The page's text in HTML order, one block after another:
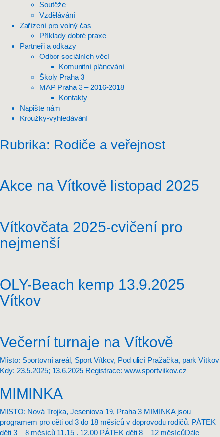
Soutěže
Vzdělávání
Zařízení pro volný čas
Příklady dobré praxe
Partneři a odkazy
Odbor sociálních věcí
Komunitní plánování
Školy Praha 3
MAP Praha 3 – 2016-2018
Kontakty
Napište nám
Kroužky-vyhledávání
Rubrika: Rodiče a veřejnost
Akce na Vítkově listopad 2025
Vítkovčata 2025-cvičení pro
nejmenší
OLY-Beach kemp 13.9.2025
Vítkov
Večerní turnaje na Vítkově
Místo: Sportovní areál, Sport Vítkov, Pod ulicí Pražačka, park Vítkov
Kdy: 23.5.2025; 13.6.2025 Registrace: www.sportvitkov.cz
MIMINKA
MÍSTO: Nová Trojka, Jeseniova 19, Praha 3 MIMINKA jsou
programem pro děti od 3 do 18 měsíců v doprovodu rodičů. PÁTEK
děti 3 – 8 měsíců 11.15 . 12.00 PÁTEK děti 8 – 12 měsícůDále